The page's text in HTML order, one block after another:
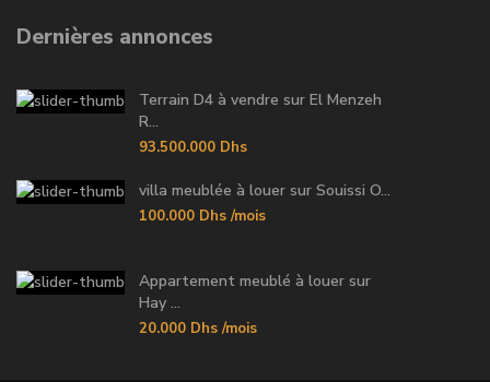
Dernières annonces
Terrain D4 à vendre sur El Menzeh
R...
93.500.000 Dhs
villa meublée à louer sur Souissi O...
100.000 Dhs /mois
Appartement meublé à louer sur
Hay ...
20.000 Dhs /mois